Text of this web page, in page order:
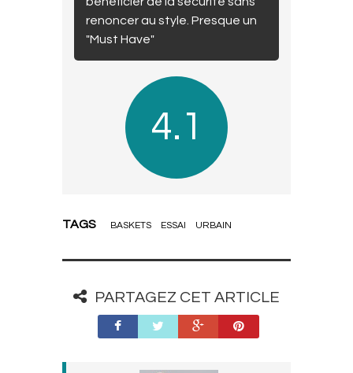
renoncer au style. Presque un
"Must Have"
4.1
TAGS BASKETS ESSAI URBAIN
PARTAGEZ CET ARTICLE